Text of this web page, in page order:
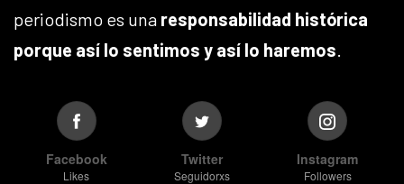
periodismo es una responsabilidad histórica
porque así lo sentimos y así lo haremos.
Facebook
Likes
Twitter
Seguidorxs
Instagram
Followers